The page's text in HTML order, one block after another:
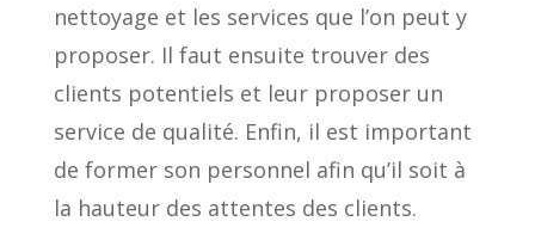
nettoyage et les services que l’on peut y
proposer. Il faut ensuite trouver des
clients potentiels et leur proposer un
service de qualité. Enfin, il est important
de former son personnel afin qu’il soit à
la hauteur des attentes des clients.